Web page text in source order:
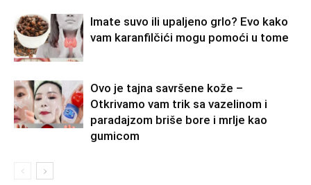
Imate suvo ili upaljeno grlo? Evo kako
vam karanfilčići mogu pomoći u tome
Ovo je tajna savršene kože –
Otkrivamo vam trik sa vazelinom i
paradajzom briše bore i mrlje kao
gumicom